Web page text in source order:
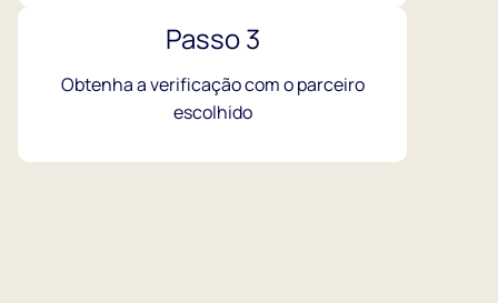
Passo 3
Obtenha a verificação com o parceiro
escolhido